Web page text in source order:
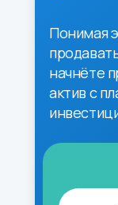
Понимая
начнёте
актив с